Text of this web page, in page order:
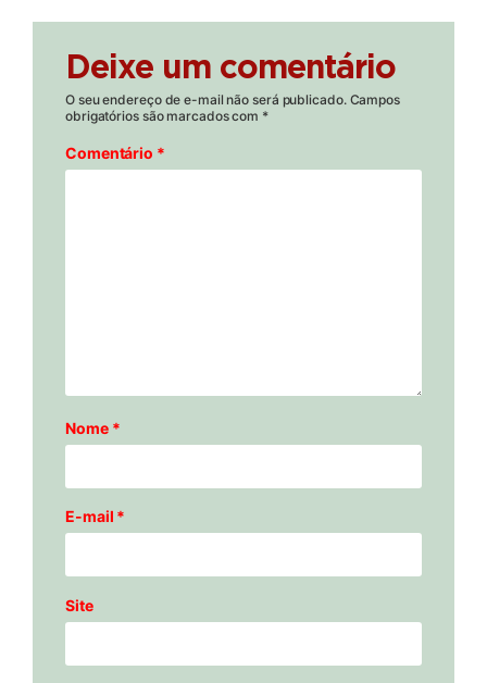
Deixe um comentário
O seu endereço de e-mail não será publicado. Campos
obrigatórios são marcados com *
Comentário *
Nome *
E-mail *
Site